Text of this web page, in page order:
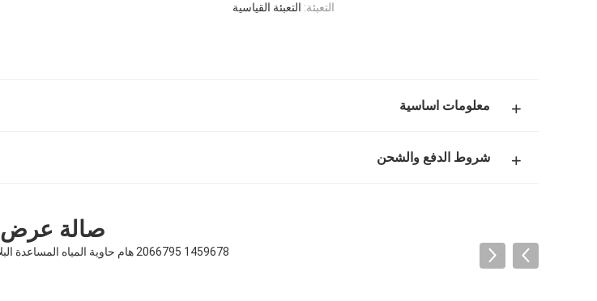
التعبئة: التعبئة القياسية
معلومات اساسية
شروط الدفع والشحن
صالة عرض
1459678 2066795 هام حاوية المياه المساعدة البلاستيكية حاوية توسيع المبرد